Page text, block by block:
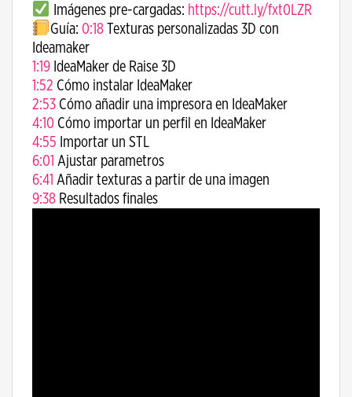
Imágenes pre-cargadas: https://cutt.ly/fxt0LZR
Guía: 0:18​ Texturas personalizadas 3D con
Ideamaker
1:19 ​ IdeaMaker de Raise 3D
1:52 ​ Cómo instalar IdeaMaker
2:53 ​ Cómo añadir una impresora en IdeaMaker
4:10 ​ Cómo importar un perfil en IdeaMaker
4:55 ​ Importar un STL
6:01 ​ Ajustar parametros
6:41 ​ Añadir texturas a partir de una imagen
9:38 ​ Resultados finales